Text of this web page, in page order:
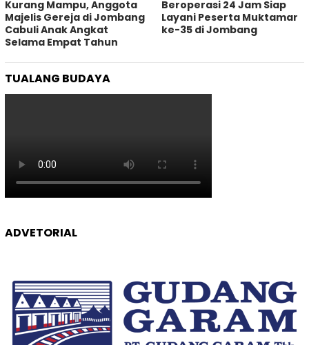
Kurang Mampu, Anggota
Majelis Gereja di Jombang
Cabuli Anak Angkat
Selama Empat Tahun
Beroperasi 24 Jam Siap
Layani Peserta Muktamar
ke-35 di Jombang
TUALANG BUDAYA
ADVETORIAL